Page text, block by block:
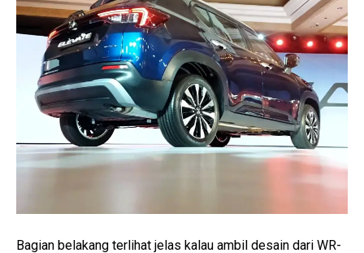
Bagian belakang terlihat jelas kalau ambil desain dari WR-